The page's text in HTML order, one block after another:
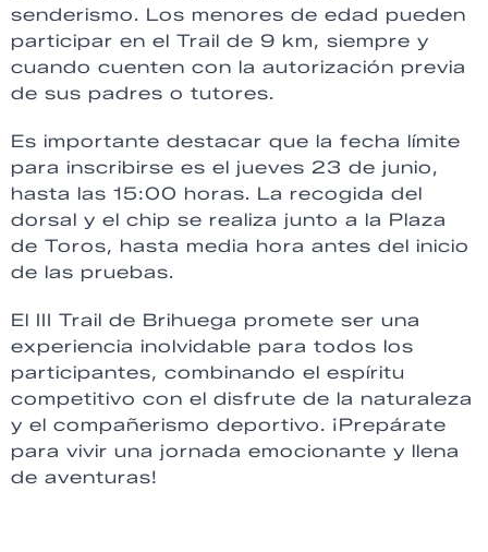
senderismo. Los menores de edad pueden
participar en el Trail de 9 km, siempre y
cuando cuenten con la autorización previa
de sus padres o tutores.
Es importante destacar que la fecha límite
para inscribirse es el jueves 23 de junio,
hasta las 15:00 horas. La recogida del
dorsal y el chip se realiza junto a la Plaza
de Toros, hasta media hora antes del inicio
de las pruebas.
El III Trail de Brihuega promete ser una
experiencia inolvidable para todos los
participantes, combinando el espíritu
competitivo con el disfrute de la naturaleza
y el compañerismo deportivo. ¡Prepárate
para vivir una jornada emocionante y llena
de aventuras!